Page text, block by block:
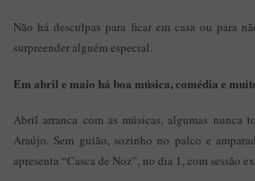
Não há desculpas para ficar em casa ou para
surpreender alguém especial.
Em abril e maio há boa música, comédia e
Abril arranca com as músicas, algumas nunca
Araújo. Sem guião, sozinho no palco e
apresenta “Casca de Noz”, no dia 1, com sessão